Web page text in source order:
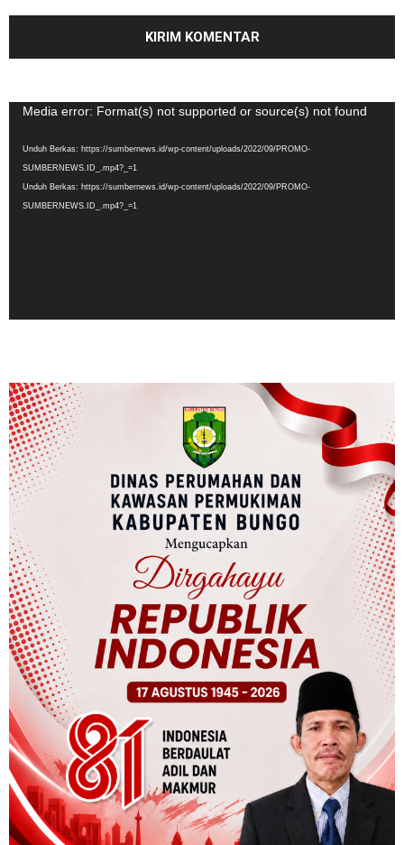
Pemutar
Media error: Format(s) not supported or source(s) not found
Unduh Berkas: https://sumbernews.id/wp-content/uploads/2022/09/PROMO-
SUMBERNEWS.ID_.mp4?_=1
Unduh Berkas: https://sumbernews.id/wp-content/uploads/2022/09/PROMO-
SUMBERNEWS.ID_.mp4?_=1